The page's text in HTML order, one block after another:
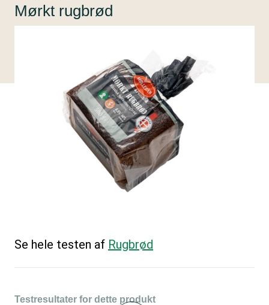
Mørkt rugbrød
Se hele testen af Rugbrød
Testresultater for dette produkt